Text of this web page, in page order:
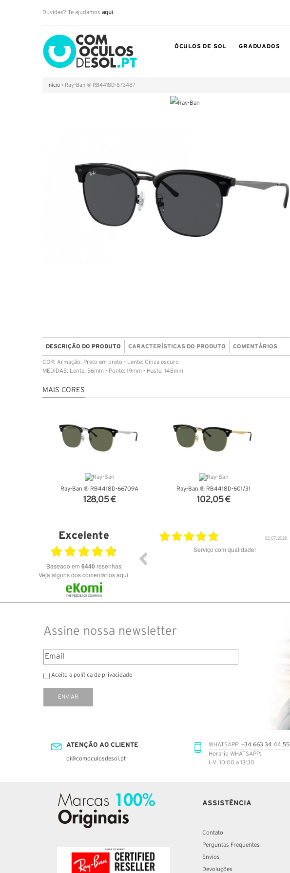
Dúvidas? Te ajudamos aqui.
ÓCULOS DE SOL GRADUADOS
Início > Ray-Ban ® RB4418D-673487
DESCRIÇÃO DO PRODUTO CARACTERÍSTICAS DO PRODUTO COMENTÁRIOS
COR: Armação: Preto em preto - Lente: Cinza escuro
MEDIDAS: Lente: 56mm - Ponte: 19mm - Haste: 145mm
MAIS CORES
Ray-Ban ® RB4418D-66709A
128,05 €
Ray-Ban ® RB4418D-601/31
102,05 €
Excelente
Baseado em 6440 resenhas
Veja alguns dos comentários aqui.
Olá agradeço o serviço prestado tudo correu
dentro do previsto eu recomendo a compra nesta
loja produtos de qualidade e originais.
02.07.2026
Serviço com qualidade!
Assine nossa newsletter
Aceito a política de privacidade
ENVIAR
ATENÇÃO AO CLIENTE
oi@comoculosdesol.pt
WHATSAPP: +34 663 34 44 55
Horario WHATSAPP:
L-V: 10:00 a 13:30
ASSISTÊNCIA
Contato
Perguntas Frequentes
Envios
Devoluções